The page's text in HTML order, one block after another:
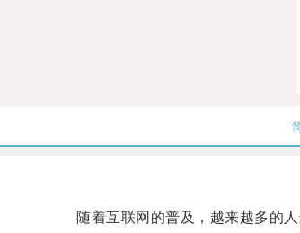
随着互联网的普及，越来越多的人